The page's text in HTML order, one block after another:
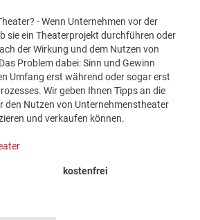
- Wenn Unternehmen vor der
sie ein Theaterprojekt durchführen oder
der Wirkung und dem Nutzen von
Problem dabei: Sinn und Gewinn
Umfang erst während oder sogar erst
Wir geben Ihnen Tipps an die
den Nutzen von Unternehmenstheater
und verkaufen können.
kostenfrei